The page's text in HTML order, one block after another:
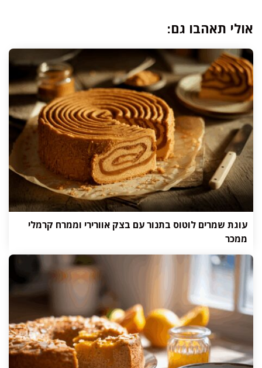
אולי תאהבו גם:
עוגת שמרים לוטוס בתנור עם בצק אוורירי וממרח קרמלי
ממכר